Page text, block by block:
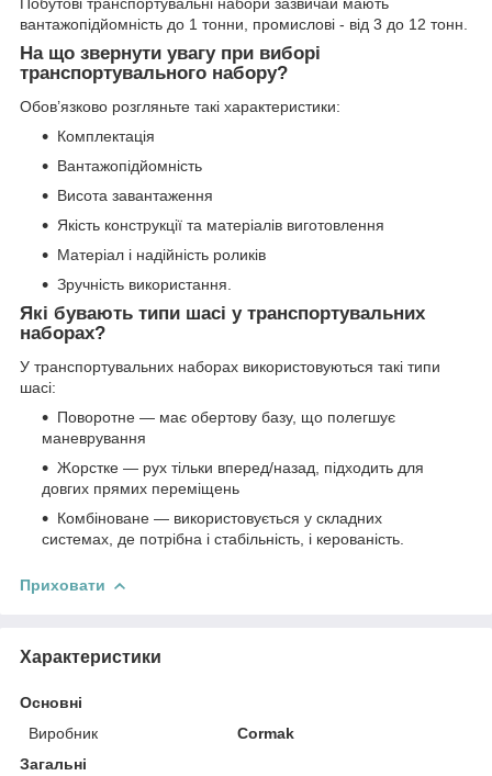
Побутові транспортувальні набори зазвичай мають
вантажопідйомність до 1 тонни, промислові - від 3 до 12 тонн.
На що звернути увагу при виборі
транспортувального набору?
Обов’язково розгляньте такі характеристики:
Комплектація
Вантажопідйомність
Висота завантаження
Якість конструкції та матеріалів виготовлення
Матеріал і надійність роликів
Зручність використання.
Які бувають типи шасі у транспортувальних
наборах?
У транспортувальних наборах використовуються такі типи
шасі:
Поворотне — має обертову базу, що полегшує
маневрування
Жорстке — рух тільки вперед/назад, підходить для
довгих прямих переміщень
Комбіноване — використовується у складних
системах, де потрібна і стабільність, і керованість.
Приховати
Характеристики
Основні
Виробник
Cormak
Загальні